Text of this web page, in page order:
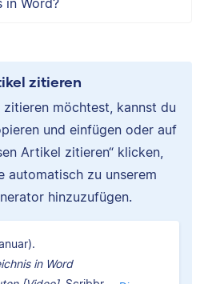
in Word?
zitieren
zitieren möchtest, kannst du
und einfügen oder auf
Artikel zitieren“ klicken,
automatisch zu unserem
hinzuzufügen.
in Word